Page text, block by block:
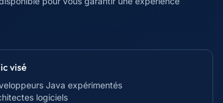
visé
Java expérimentés
logiciels